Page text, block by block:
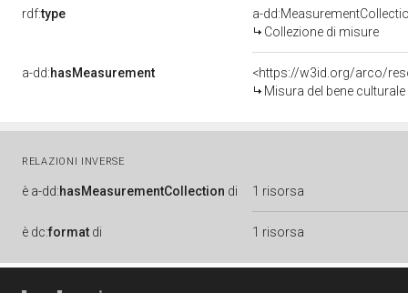
rdf:type
a-
Collezione di misure
a-dd:hasMeasurement
<https://w3id.org/arco/
Misura del bene
RELAZIONI INVERSE
è a-dd:hasMeasurementCollection di 1 risorsa
è dc:format di 1 risorsa